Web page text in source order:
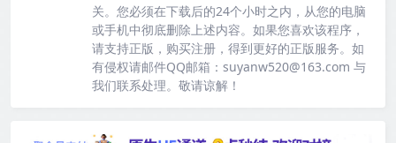
关。您必须在下载后的24个小时之内，从您的电脑
或手机中彻底删除上述内容。如果您喜欢该程序，
请支持正版，购买注册，得到更好的正版服务。如
有侵权请邮件QQ邮箱：suyanw520@163.com 与
我们联系处理。敬请谅解！